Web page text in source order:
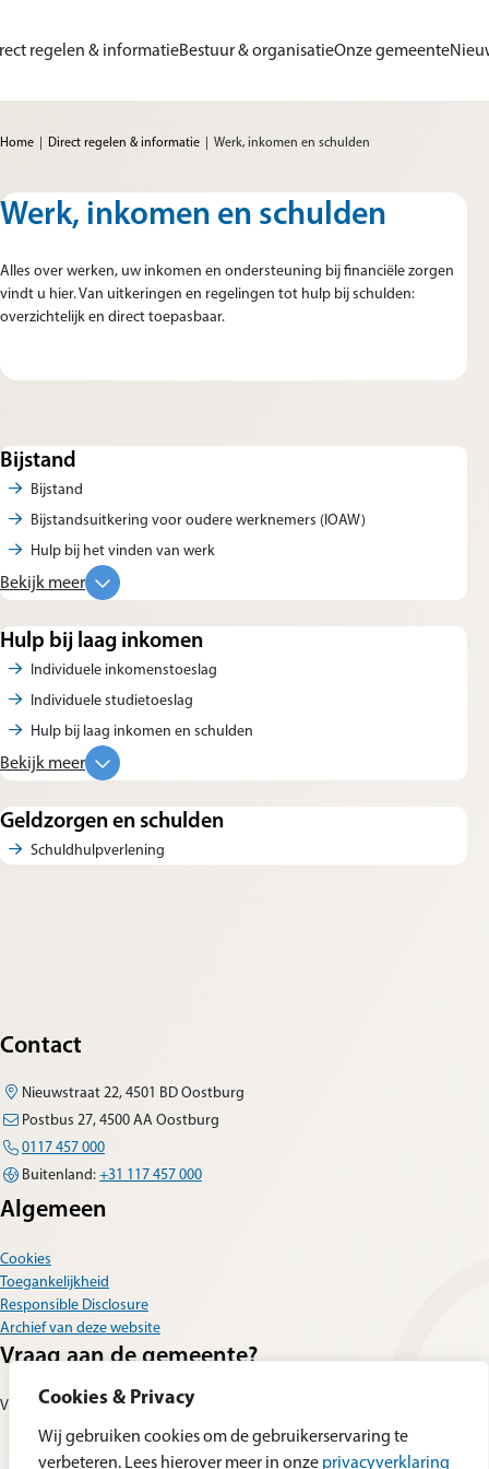
Cookies & Privacy
Wij gebruiken cookies om de gebruikerservaring te
verbeteren. Lees hierover meer in onze privacyverklaring
regelen & informatieBestuur & organisatieOnze gemeente
Home Direct regelen & informatie Werk, inkomen en schulden
Werk, inkomen en schulden
Alles over werken, uw inkomen en ondersteuning bij financiële zorgen
vindt u hier. Van uitkeringen en regelingen tot hulp bij schulden:
overzichtelijk en direct toepasbaar.
Bijstand
Bijstand
Bijstandsuitkering voor oudere werknemers (IOAW)
Hulp bij het vinden van werk
Bekijk meer
Hulp bij laag inkomen
Individuele inkomenstoeslag
Individuele studietoeslag
Hulp bij laag inkomen en schulden
Bekijk meer
Geldzorgen en schulden
Schuldhulpverlening
Contact
Nieuwstraat 22, 4501 BD Oostburg
Postbus 27, 4500 AA Oostburg
0117 457 000
Buitenland:+31 117 457 000
Algemeen
Cookies
Toegankelijkheid
Responsible Disclosure
Archief van deze website
Vraag aan de gemeente?
Vul dan hetcontactformulierin.